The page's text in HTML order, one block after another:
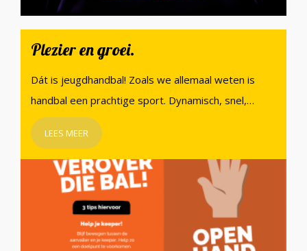
Plezier en groei.
Dát is jeugdhandbal! Zoals we allemaal weten is
handbal een prachtige sport. Dynamisch, snel,…
LEES MEER